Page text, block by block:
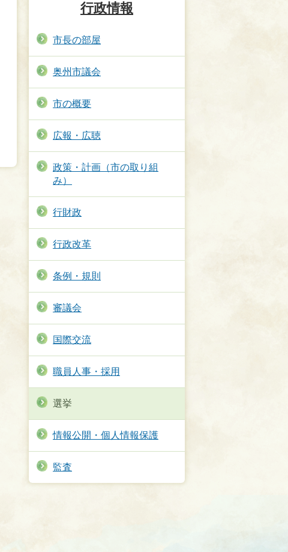
行政情報
市長の部屋
奥州市議会
市の概要
広報・広聴
政策・計画（市の取り組
み）
行財政
行政改革
条例・規則
審議会
国際交流
職員人事・採用
選挙
情報公開・個人情報保護
監査